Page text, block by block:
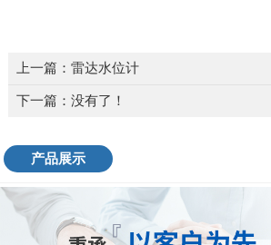
上一篇： 雷达水位计
下一篇：没有了！
产品展示